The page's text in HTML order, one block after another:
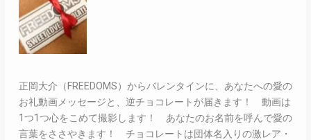
正岡大介（FREEDOMS）からバレンタインに、あなたへの愛の
お礼動画メッセージと、逆チョコレートが届きます！ 動画は
1つ1つ心をこめて撮影します！ あなたのお名前を呼んで愛の
言葉をささやきます！ チョコレートは団体名入りの激レア・